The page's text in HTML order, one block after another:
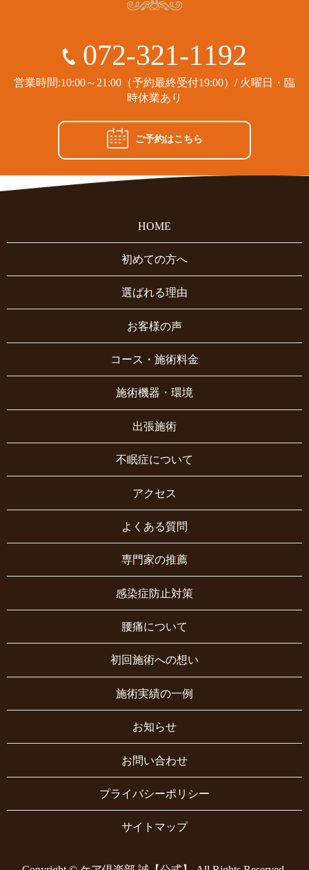
072-321-1192
営業時間:10:00～21:00（予約最終受付19:00）/ 火曜日・臨
時休業あり
ご予約はこちら
HOME
初めての方へ
選ばれる理由
お客様の声
コース・施術料金
施術機器・環境
出張施術
不眠症について
アクセス
よくある質問
専門家の推薦
感染症防止対策
腰痛について
初回施術への想い
施術実績の一例
お知らせ
お問い合わせ
プライバシーポリシー
サイトマップ